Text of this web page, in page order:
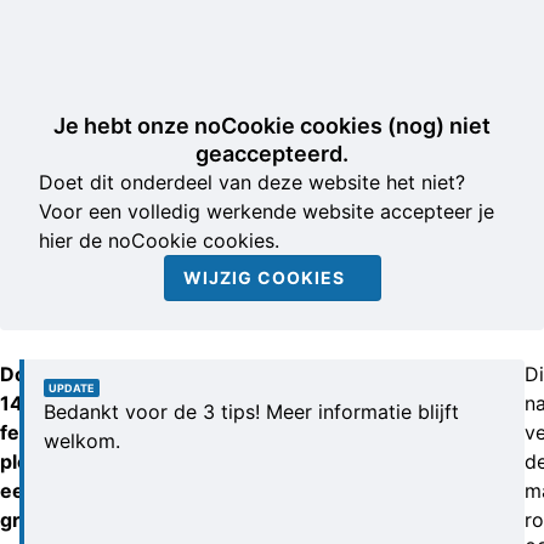
Je hebt onze noCookie cookies (nog) niet
geaccepteerd.
Doet dit onderdeel van deze website het niet?
Voor een volledig werkende website accepteer je
hier de noCookie cookies.
WIJZIG COOKIES
Donderdagochtend
14
februari
pleegde
een
groepje
UPDATE
Bedankt voor de 3 tips! Meer informatie blijft
welkom.